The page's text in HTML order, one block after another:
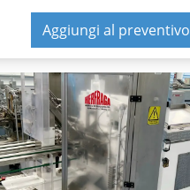
Aggiungi al preventivo